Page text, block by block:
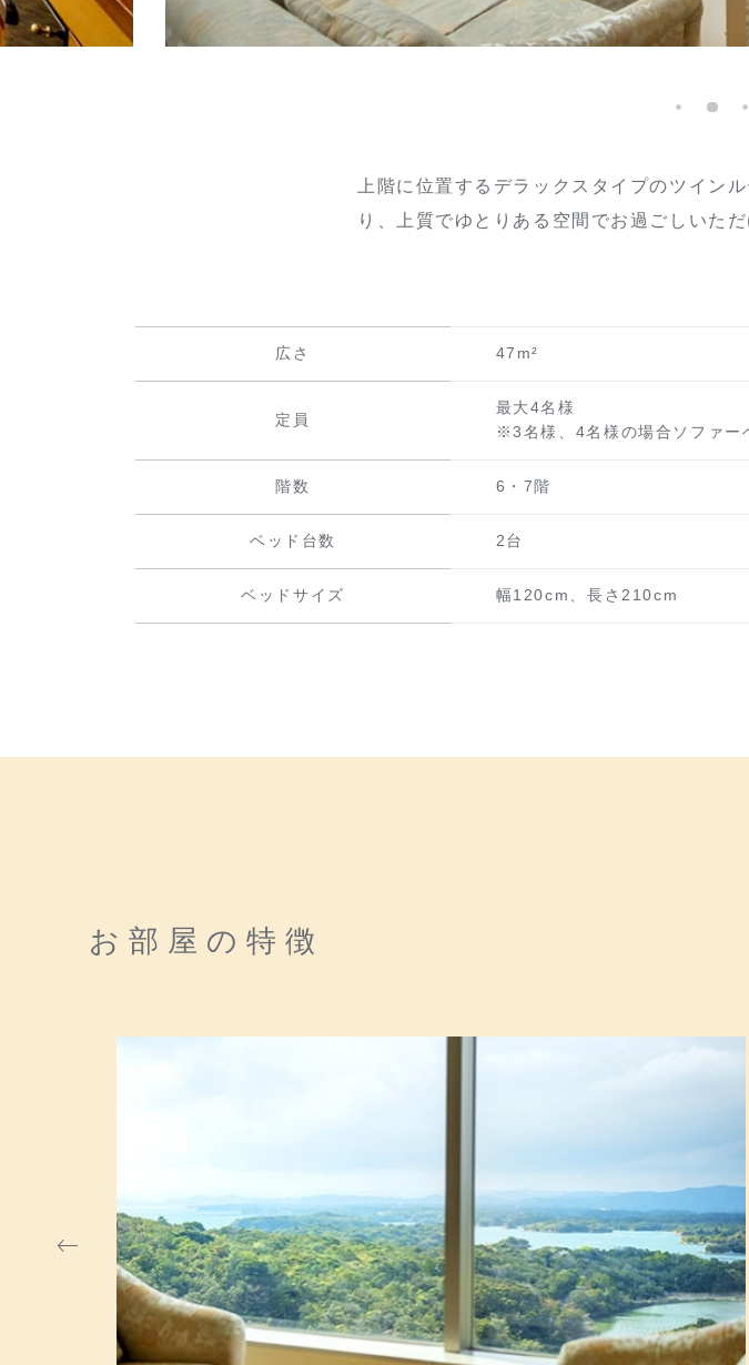
上階に位置するデラックスタイプのツイン
り、上質でゆとりある空間でお過ごしいただ
広さ 47m²
定員
最大4名様
※3名様、4名様の場合ソファー
階数 6・7階
ベッド台数 2台
ベッドサイズ 幅120cm、長さ210cm
お部屋の特徴